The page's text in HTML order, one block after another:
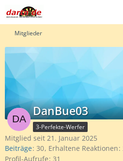
Mitglieder
DanBue03
3-Perfekte-Werfer
Mitglied seit 21. Januar 2025
Beiträge 30 Erhaltene Reaktionen
Profil-Aufrufe 31